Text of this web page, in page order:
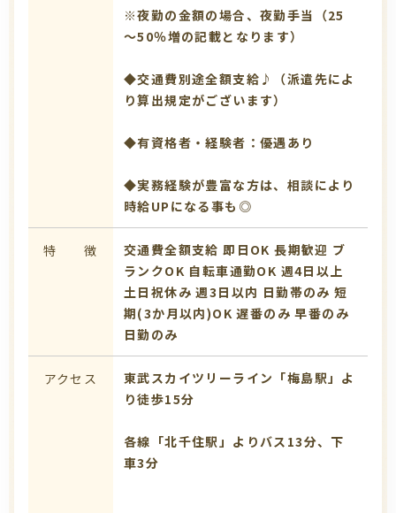
※夜勤の金額の場合、夜勤手当（25
～50％増の記載となります）
◆交通費別途全額支給♪（派遣先によ
り算出規定がございます）
◆有資格者・経験者：優遇あり
◆実務経験が豊富な方は、相談により
時給UPになる事も◎
特 徴 交通費全額支給 即日OK 長期歓迎 ブ
ランクOK 自転車通勤OK 週4日以上
土日祝休み 週3日以内 日勤帯のみ 短
期(3か月以内)OK 遅番のみ 早番のみ
日勤のみ
アクセス
東武スカイツリーライン「梅島駅」よ
り徒歩15分
各線「北千住駅」よりバス13分、下
車3分